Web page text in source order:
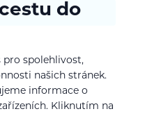
do
pro spolehlivost,
našich stránek.
informace o
Kliknutím na